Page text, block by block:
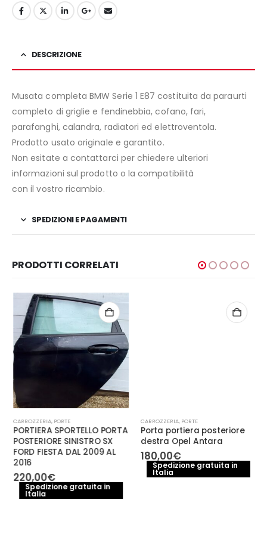
DESCRIZIONE
Musata completa BMW Serie 1 E87 costituita da paraurti
completo di griglie e fendinebbia, cofano, fari,
parafanghi, calandra, radiatori ed elettroventola.
Prodotto usato originale e garantito.
Non esitate a contattarci per chiedere ulteriori
informazioni sul prodotto o la compatibilità
con il vostro ricambio.
SPEDIZIONI E PAGAMENTI
PRODOTTI CORRELATI
CARROZZERIA, PORTE
PORTIERA SPORTELLO PORTA
POSTERIORE SINISTRO SX
FORD FIESTA DAL 2009 AL
2016
220,00€
Spedizione gratuita in
Italia
CARROZZERIA, PORTE
Porta portiera posteriore
destra Opel Antara
180,00€
Spedizione gratuita in
Italia